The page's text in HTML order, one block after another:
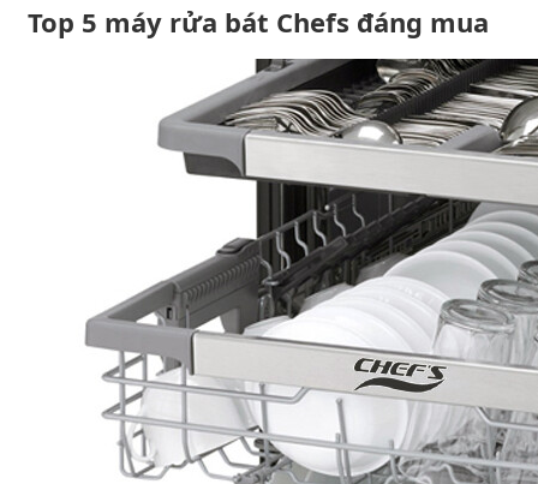
Top 5 máy rửa bát Chefs đáng mua